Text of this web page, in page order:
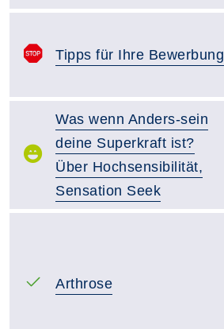
Tipps für Ihre Bewerbung
Was wenn Anders-sein
deine Superkraft ist?
Über Hochsensibilität,
Sensation Seek
Arthrose